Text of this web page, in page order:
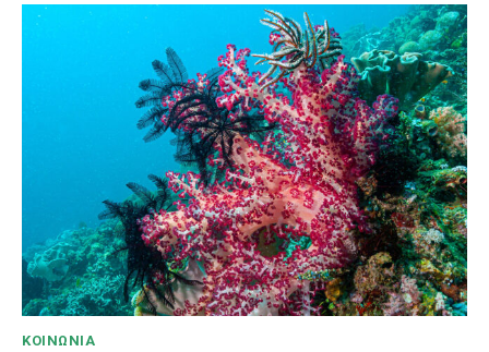
ΚΟΙΝΩΝΊΑ